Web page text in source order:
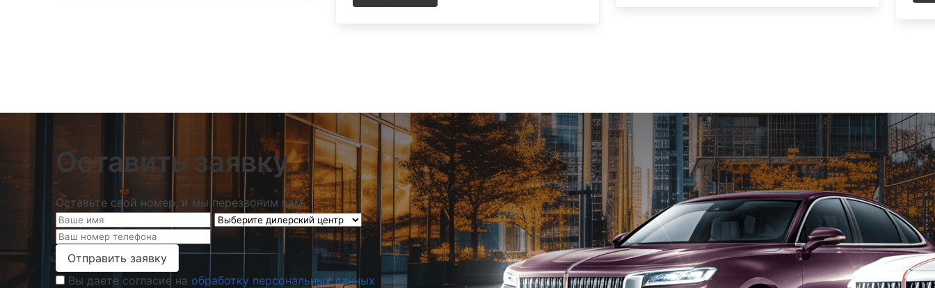
Оставить заявку
Оставьте свой номер, и мы перезвоним вам
Отправить заявку
Вы даете согласие на обработку персональных данных